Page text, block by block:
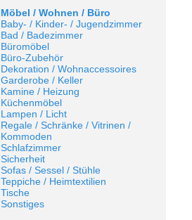
Möbel / Wohnen / Büro
Baby- / Kinder- / Jugendzimmer
Bad / Badezimmer
Büromöbel
Büro-Zubehör
Dekoration / Wohnaccessoires
Garderobe / Keller
Kamine / Heizung
Küchenmöbel
Lampen / Licht
Regale / Schränke / Vitrinen /
Kommoden
Schlafzimmer
Sicherheit
Sofas / Sessel / Stühle
Teppiche / Heimtextilien
Tische
Sonstiges